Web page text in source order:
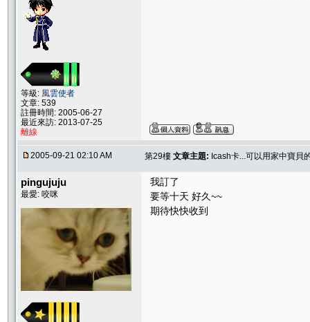
等級: 風雲使者
文章: 539
註冊時間: 2005-06-27
最近來訪: 2013-07-25
離線
2005-09-21 02:10 AM 第29樓 文章主題: Icash卡...可以用家中寶貝
pingujuju
最愛: 咬咪
我訂了
要等十天 好久~~
期待快快收到